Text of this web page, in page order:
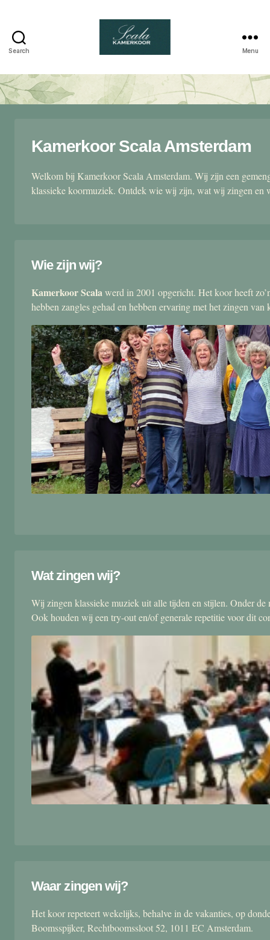
Search
kamerkoor
Menu
Kamerkoor Scala Amsterdam
Welkom bij Kamerkoor Scala Amsterdam. Wij zijn een
klassieke koormuziek. Ontdek wie wij zijn, wat wij zingen en
Wie zijn wij?
Kamerkoor Scalawerd in 2001 opgericht. Het koor heeft
hebben zangles gehad en hebben ervaring met het zingen van
Wat zingen wij?
Wij zingen klassieke muziek uit alle tijden en stijlen. Onder
Ook houden wij een try-out en/of generale repetitie voor dit
Waar zingen wij?
Het koor repeteert wekelijks, behalve in de vakanties, op
Boomsspijker, Rechtboomssloot 52, 1011 EC Amsterdam.